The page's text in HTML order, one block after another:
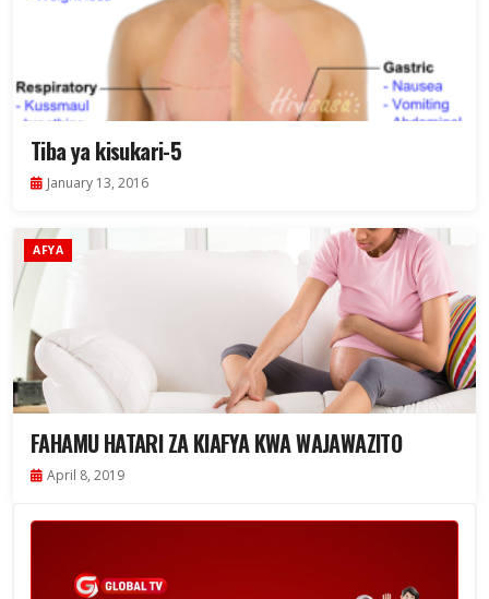
Tiba ya kisukari-5
January 13, 2016
AFYA
FAHAMU HATARI ZA KIAFYA KWA WAJAWAZITO
April 8, 2019